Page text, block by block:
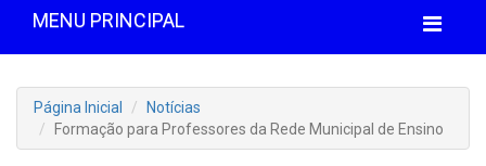
MENU PRINCIPAL
Página Inicial
Notícias
Formação para Professores da Rede Municipal de Ensino